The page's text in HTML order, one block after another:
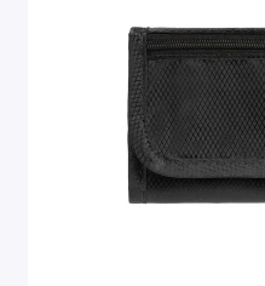
Портмоне
Предметы интерьера
Пришивные патчи